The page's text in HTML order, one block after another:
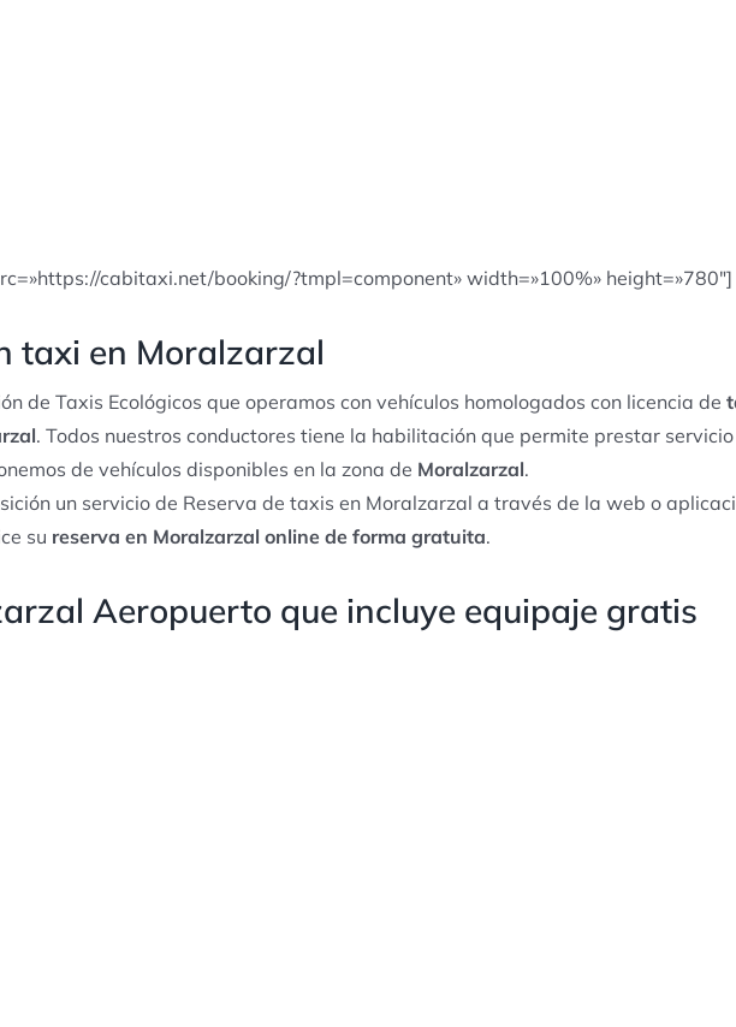
cabitaxi.net/booking/?tmpl=component» width=»100%» height=»780″]
taxi en Moralzarzal
de Taxis Ecológicos que operamos con vehículos homologados con licencia de
. Todos nuestros conductores tiene la habilitación que permite prestar
de vehículos disponibles en la zona de Moralzarzal.
un servicio de Reserva de taxis en Moralzarzal a través de la web o
su reserva en Moralzarzal online de forma gratuita.
Aeropuerto que incluye equipaje gratis